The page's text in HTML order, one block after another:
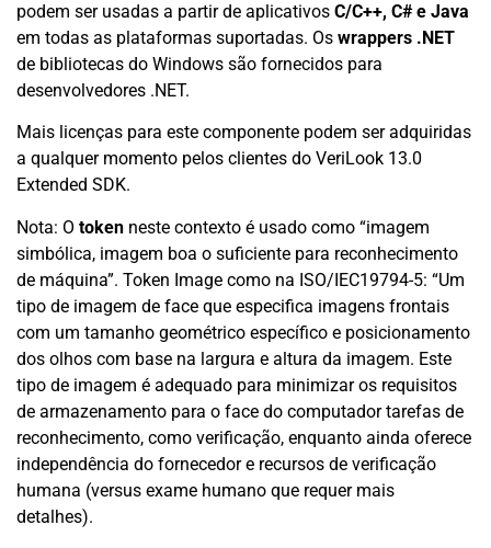
podem ser usadas a partir de aplicativos C/C++, C# e Java
em todas as plataformas suportadas. Os wrappers .NET
de bibliotecas do Windows são fornecidos para
desenvolvedores .NET.
Mais licenças para este componente podem ser adquiridas
a qualquer momento pelos clientes do VeriLook 13.0
Extended SDK.
Nota: O token neste contexto é usado como “imagem
simbólica, imagem boa o suficiente para reconhecimento
de máquina”. Token Image como na ISO/IEC19794-5: “Um
tipo de imagem de face que especifica imagens frontais
com um tamanho geométrico específico e posicionamento
dos olhos com base na largura e altura da imagem. Este
tipo de imagem é adequado para minimizar os requisitos
de armazenamento para o face do computador tarefas de
reconhecimento, como verificação, enquanto ainda oferece
independência do fornecedor e recursos de verificação
humana (versus exame humano que requer mais
detalhes).